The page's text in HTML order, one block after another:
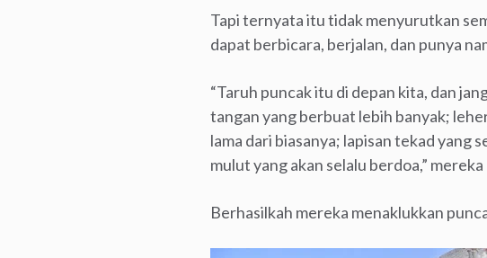
Tapi ternyata itu tidak menyurutkan
dapat berbicara, berjalan, dan punya
“Taruh puncak itu di depan kita, dan
tangan yang berbuat lebih banyak;
lama dari biasanya; lapisan tekad yang
mulut yang akan selalu berdoa,”
Berhasilkah mereka menaklukkan